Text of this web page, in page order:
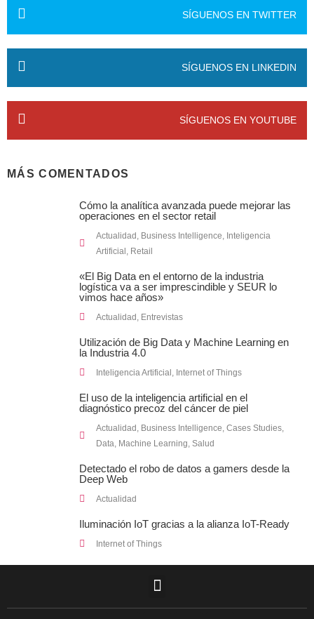
SÍGUENOS EN TWITTER
SÍGUENOS EN LINKEDIN
SÍGUENOS EN YOUTUBE
MÁS COMENTADOS
Cómo la analítica avanzada puede mejorar las
operaciones en el sector retail
Actualidad Business Intelligence Inteligencia
Artificial Retail
«El Big Data en el entorno de la industria
logística va a ser imprescindible y SEUR lo
vimos hace años»
Actualidad Entrevistas
Utilización de Big Data y Machine Learning en
la Industria 4.0
Inteligencia Artificial, Internet of Things
El uso de la inteligencia artificial en el
diagnóstico precoz del cáncer de piel
Actualidad , Business Intelligence, Cases Studies,
Data, Machine Learning, Salud
Detectado el robo de datos a gamers desde la
Deep Web
Actualidad
Iluminación IoT gracias a la alianza IoT-Ready
Internet of Things